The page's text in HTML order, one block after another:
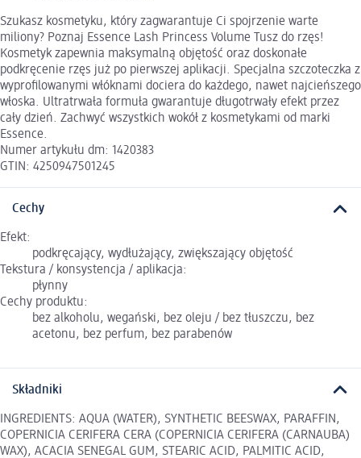
Szukasz kosmetyku, który zagwarantuje Ci spojrzenie warte
miliony? Poznaj Essence Lash Princess Volume Tusz do rzęs!
Kosmetyk zapewnia maksymalną objętość oraz doskonałe
podkręcenie rzęs już po pierwszej aplikacji. Specjalna szczoteczka z
wyprofilowanymi włóknami dociera do każdego, nawet najcieńszego
włoska. Ultratrwała formuła gwarantuje długotrwały efekt przez
cały dzień. Zachwyć wszystkich wokół z kosmetykami od marki
Essence.
Numer artykułu dm: 1420383
GTIN: 4250947501245
Cechy
Efekt:
podkręcający, wydłużający, zwiększający objętość
Tekstura / konsystencja / aplikacja:
płynny
Cechy produktu:
bez alkoholu, wegański, bez oleju / bez tłuszczu, bez
acetonu, bez perfum, bez parabenów
Składniki
INGREDIENTS: AQUA (WATER), SYNTHETIC BEESWAX, PARAFFIN,
COPERNICIA CERIFERA CERA (COPERNICIA CERIFERA (CARNAUBA)
WAX), ACACIA SENEGAL GUM, STEARIC ACID, PALMITIC ACID,